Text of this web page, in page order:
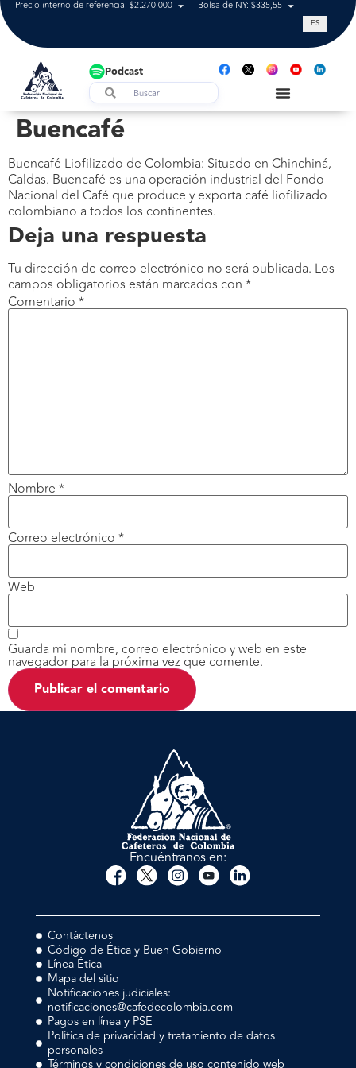
Precio interno de referencia: $2.270.000 Bolsa de NY: $335,55 Tasa de
ES
Podcast
Buencafé
Buencafé Liofilizado de Colombia: Situado en Chinchiná,
Caldas. Buencafé es una operación industrial del Fondo
Nacional del Café que produce y exporta café liofilizado
colombiano a todos los continentes.
Deja una respuesta
Tu dirección de correo electrónico no será publicada. Los
campos obligatorios están marcados con *
Comentario *
Nombre *
Correo electrónico *
Web
Guarda mi nombre, correo electrónico y web en este
navegador para la próxima vez que comente.
Encuéntranos en:
Contáctenos
Código de Ética y Buen Gobierno
Línea Ética
Mapa del sitio
Notificaciones judiciales:
notificaciones@cafedecolombia.com
Pagos en línea y PSE
Política de privacidad y tratamiento de datos
personales
Términos y condiciones de uso contenido web